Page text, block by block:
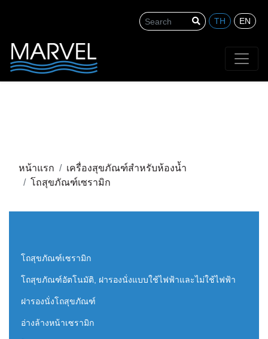
Search
TH EN
หน้าแรก
เครื่องสุขภัณฑ์สำหรับห้องน้ำ
โถสุขภัณฑ์เซรามิก
โถสุขภัณฑ์เซรามิก
โถสุขภัณฑ์อัตโนมัติ, ฝารองนั่งแบบใช้ไฟฟ้าและไม่ใช้ไฟฟ้า
ฝารองนั่งโถสุขภัณฑ์
อ่างล้างหน้าเซรามิก